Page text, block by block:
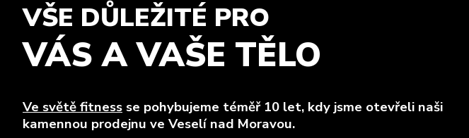
VŠE DŮLEŽITÉ PRO
VÁS A VAŠE TĚLO
Ve světě fitness se pohybujeme téměř 10 let, kdy jsme otevřeli naši
kamennou prodejnu ve Veselí nad Moravou.